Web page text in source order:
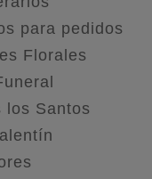
para pedidos
Florales
los Santos